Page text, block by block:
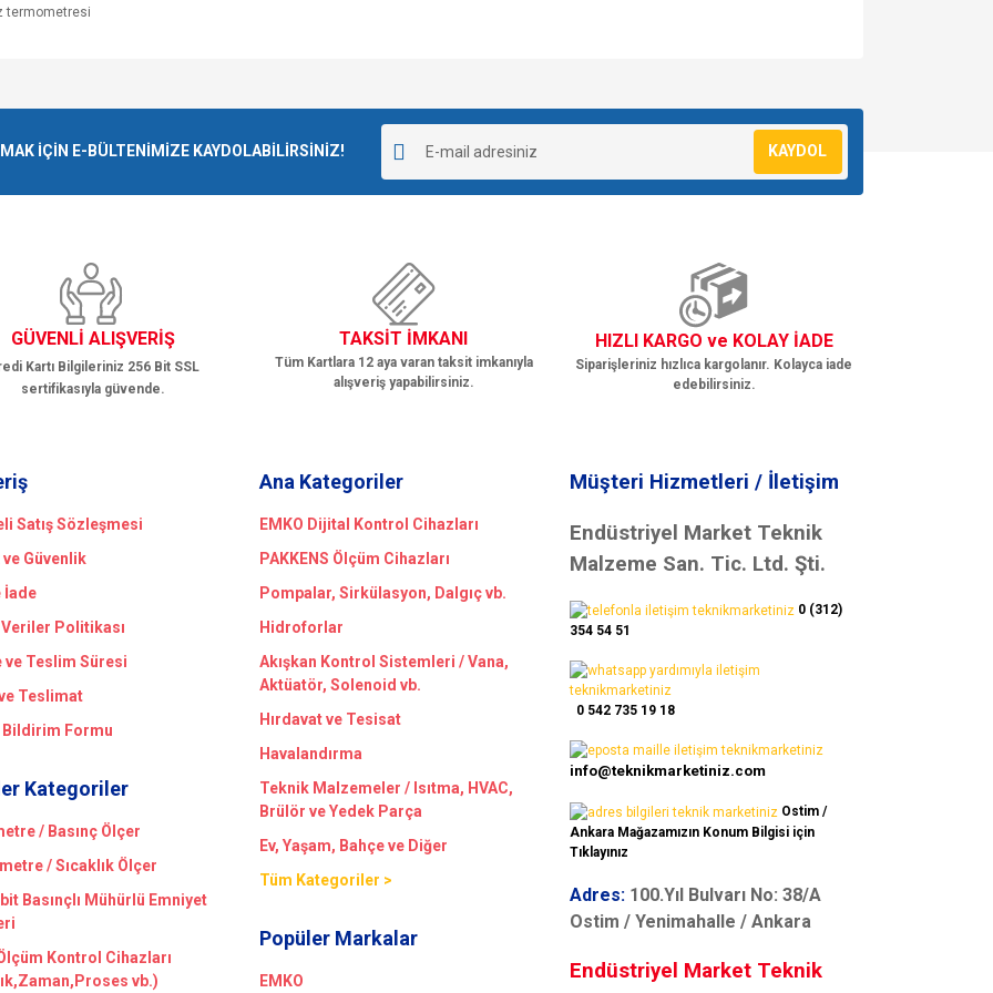
İÇİN E-BÜLTENİMİZE KAYDOLABİLİRSİNİZ! KAYDOL
GÜVENLİ ALIŞVERİŞ
Kartı Bilgileriniz 256 Bit SSL
sertifikasıyla güvende.
TAKSİT İMKANI
Tüm Kartlara 12 aya varan taksit imkanıyla
alışveriş yapabilirsiniz.
HIZLI KARGO ve KOLAY İADE
Siparişleriniz hızlıca kargolanır. Kolayca iade
edebilirsiniz.
Satış Sözleşmesi
Güvenlik
İade
Politikası
ve Teslim Süresi
Teslimat
Bildirim Formu
Kategoriler
/ Basınç Ölçer
/ Sıcaklık Ölçer
Basınçlı Mühürlü Emniyet
Kontrol Cihazları
vb.)
Ana Kategoriler
EMKO Dijital Kontrol Cihazları
PAKKENS Ölçüm Cihazları
Pompalar, Sirkülasyon, Dalgıç vb.
Hidroforlar
Akışkan Kontrol Sistemleri / Vana,
Aktüatör, Solenoid vb.
Hırdavat ve Tesisat
Havalandırma
Teknik Malzemeler / Isıtma, HVAC,
Brülör ve Yedek Parça
Ev, Yaşam, Bahçe ve Diğer
Tüm Kategoriler >
Popüler Markalar
EMKO
Müşteri Hizmetleri / İletişim
Endüstriyel Market Teknik
Malzeme San. Tic. Ltd. Şti.
0 (312)
354 54 51
0 542 735 19 18
info@teknikmarketiniz.com
Ostim /
Ankara Mağazamızın Konum Bilgisi için
Tıklayınız
Adres: 100.Yıl Bulvarı No: 38/A
Ostim / Yenimahalle / Ankara
Endüstriyel Market Teknik